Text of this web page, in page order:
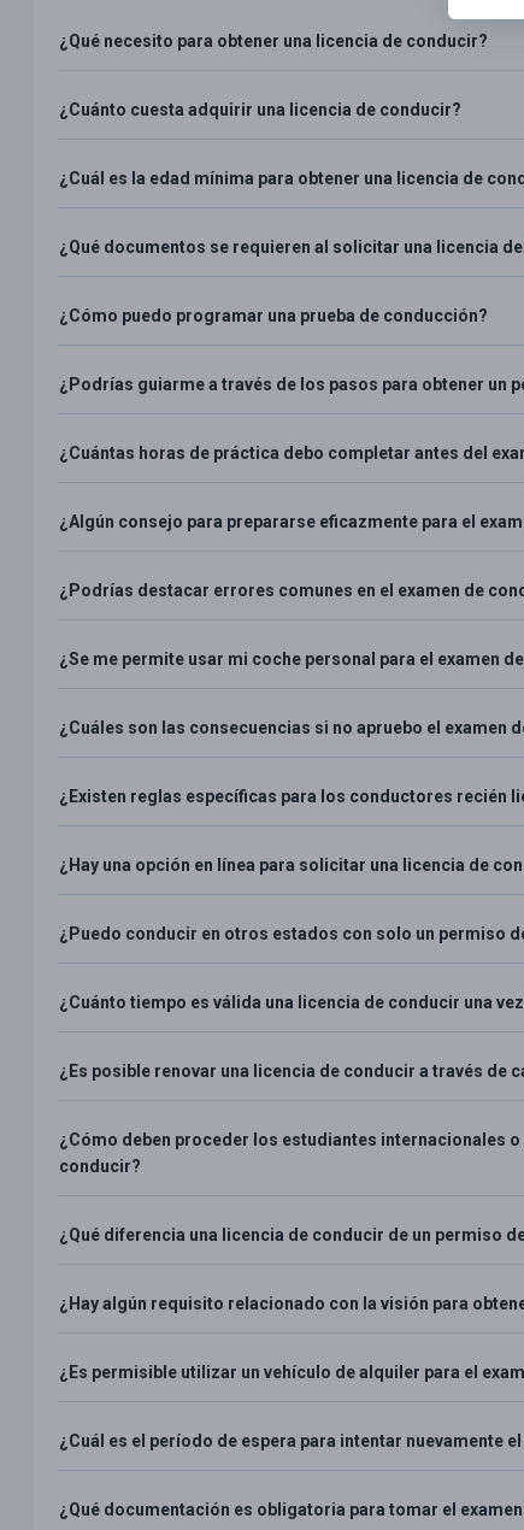
¿Qué necesito para obtener una licencia de conducir?
¿Cuánto cuesta adquirir una licencia de conducir?
¿Cuál es la edad mínima para obtener una licencia de
¿Qué documentos se requieren al solicitar una licencia
¿Cómo puedo programar una prueba de conducción?
¿Podrías guiarme a través de los pasos para obtener un
¿Cuántas horas de práctica debo completar antes del
¿Algún consejo para prepararse eficazmente para el
¿Podrías destacar errores comunes en el examen de
¿Se me permite usar mi coche personal para el examen
¿Cuáles son las consecuencias si no apruebo el examen
¿Existen reglas específicas para los conductores recién
¿Hay una opción en línea para solicitar una licencia de
¿Puedo conducir en otros estados con solo un permiso
¿Cuánto tiempo es válida una licencia de conducir una
¿Es posible renovar una licencia de conducir a través de
¿Cómo deben proceder los estudiantes internacionales
conducir?
¿Qué diferencia una licencia de conducir de un permiso
¿Hay algún requisito relacionado con la visión para
¿Es permisible utilizar un vehículo de alquiler para el
¿Cuál es el período de espera para intentar nuevamente
¿Qué documentación es obligatoria para tomar el